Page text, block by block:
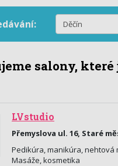
salony,
LVstudio
Přemyslova ul. 16, Staré
Pedikúra, manikúra,
Masáže, kosmetika